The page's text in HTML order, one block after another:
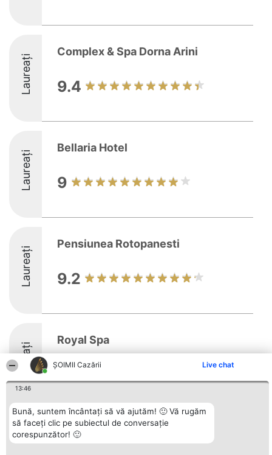
ȘOIMII Cazării Live chat
13:46
Bună, suntem încântați să vă ajutăm! 🙂 Vă rugăm
să faceți clic pe subiectul de conversație
corespunzător! 🙂
Laureați
Complex & Spa Dorna Arini
9.4
Laureați
Bellaria Hotel
9
Laureați
Pensiunea Rotopanesti
9.2
Laureați
Royal Spa
Organizator Ranking
BRIGHT SOLUTIONS BR SRL
Câștigătorii
Contact